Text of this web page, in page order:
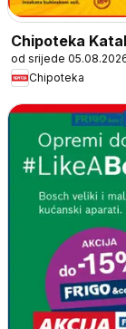
Chipoteka
od srijede
Chipoteka